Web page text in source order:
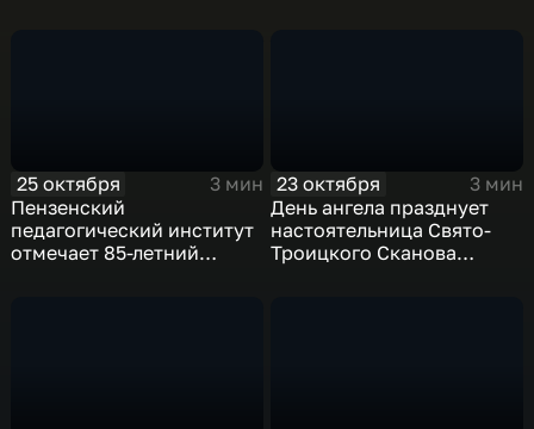
25 октября
3 мин
Пензенский
педагогический институт
отмечает 85-летний
23 октября
3 мин
День ангела празднует
настоятельница Свято-
Троицкого Сканова